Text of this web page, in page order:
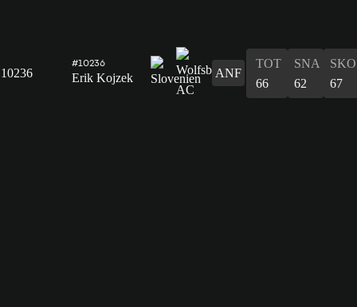
10236
#10236
Erik Kojzek ANF
TOT
66
SNA
62
SKO
67